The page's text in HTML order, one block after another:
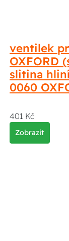
ventilek
OXFORD
slitina
0060
401 Kč
Zobrazit